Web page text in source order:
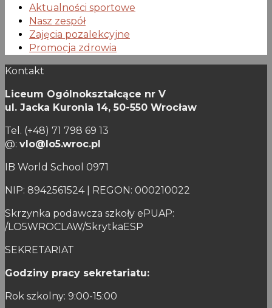
Aktualności sportowe
Nasz zespół
Zajęcia pozalekcyjne
Promocja zdrowia
Kontakt
Liceum Ogólnokształcące nr V
ul. Jacka Kuronia 14, 50-550 Wrocław
Tel. (+48) 71 798 69 13
@: vlo@lo5.wroc.pl
IB World School 0971
NIP: 8942561524 | REGON: 000210022
Skrzynka podawcza szkoły ePUAP:
/LO5WROCLAW/SkrytkaESP
SEKRETARIAT
Godziny pracy sekretariatu:
Rok szkolny: 9:00-15:00